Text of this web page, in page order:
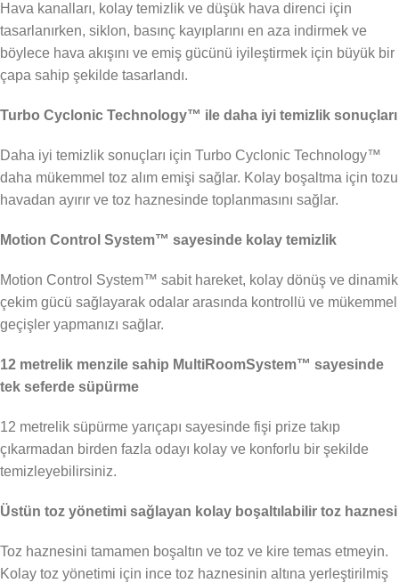
Hava kanalları, kolay temizlik ve düşük hava direnci için
tasarlanırken, siklon, basınç kayıplarını en aza indirmek ve
böylece hava akışını ve emiş gücünü iyileştirmek için büyük bir
çapa sahip şekilde tasarlandı.
Turbo Cyclonic Technology™ ile daha iyi temizlik sonuçları
Daha iyi temizlik sonuçları için Turbo Cyclonic Technology™
daha mükemmel toz alım emişi sağlar. Kolay boşaltma için tozu
havadan ayırır ve toz haznesinde toplanmasını sağlar.
Motion Control System™ sayesinde kolay temizlik
Motion Control System™ sabit hareket, kolay dönüş ve dinamik
çekim gücü sağlayarak odalar arasında kontrollü ve mükemmel
geçişler yapmanızı sağlar.
12 metrelik menzile sahip MultiRoomSystem™ sayesinde
tek seferde süpürme
12 metrelik süpürme yarıçapı sayesinde fişi prize takıp
çıkarmadan birden fazla odayı kolay ve konforlu bir şekilde
temizleyebilirsiniz.
Üstün toz yönetimi sağlayan kolay boşaltılabilir toz haznesi
Toz haznesini tamamen boşaltın ve toz ve kire temas etmeyin.
Kolay toz yönetimi için ince toz haznesinin altına yerleştirilmiş